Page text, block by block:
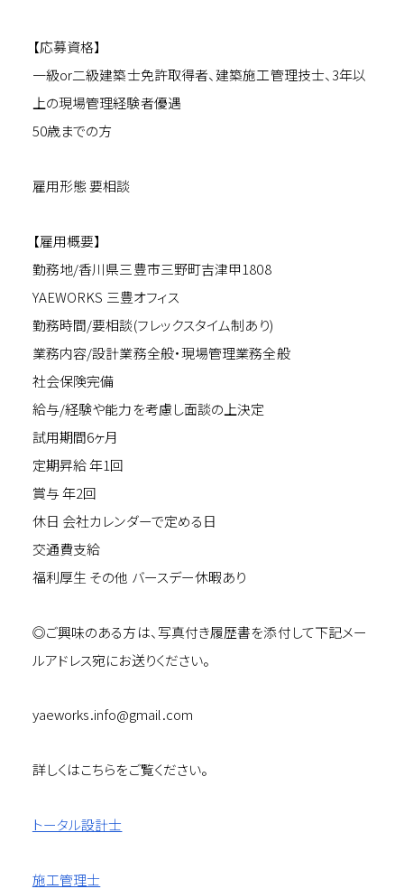
【応募資格】
一級or二級建築士免許取得者、建築施工管理技士、3年以
上の現場管理経験者優遇
50歳までの方
雇用形態 要相談
【雇用概要】
勤務地/香川県三豊市三野町吉津甲1808
YAEWORKS 三豊オフィス
勤務時間/要相談(フレックスタイム制あり)
業務内容/設計業務全般・現場管理業務全般
社会保険完備
給与/経験や能力を考慮し面談の上決定
試用期間6ヶ月
定期昇給 年1回
賞与 年2回
休日 会社カレンダーで定める日
交通費支給
福利厚生 その他 バースデー休暇あり
◎ご興味のある方は、写真付き履歴書を添付して下記メー
ルアドレス宛にお送りください。
yaeworks.info@gmail.com
詳しくはこちらをご覧ください。
トータル設計士
施工管理士